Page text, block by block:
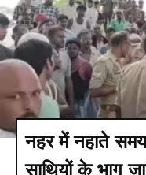
नहर में नहाते
साथियों के भाग